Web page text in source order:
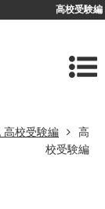
高校受験編
高校受験編
高
校受験編